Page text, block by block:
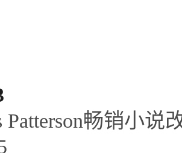
Patterson畅销小说